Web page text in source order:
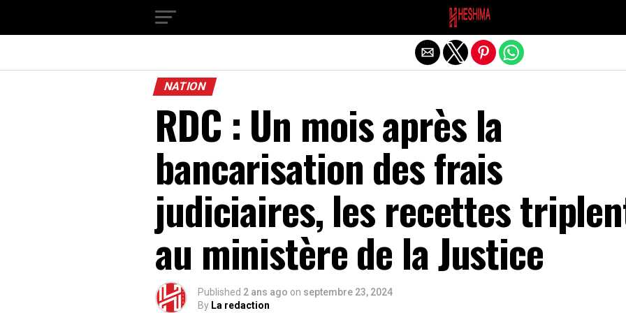
NATION
RDC : Un mois après la
bancarisation des frais
judiciaires, les recettes
au ministère de la Justice
Published 2 ans ago on septembre 23, 2024
By La redaction
Quitter la version mobile